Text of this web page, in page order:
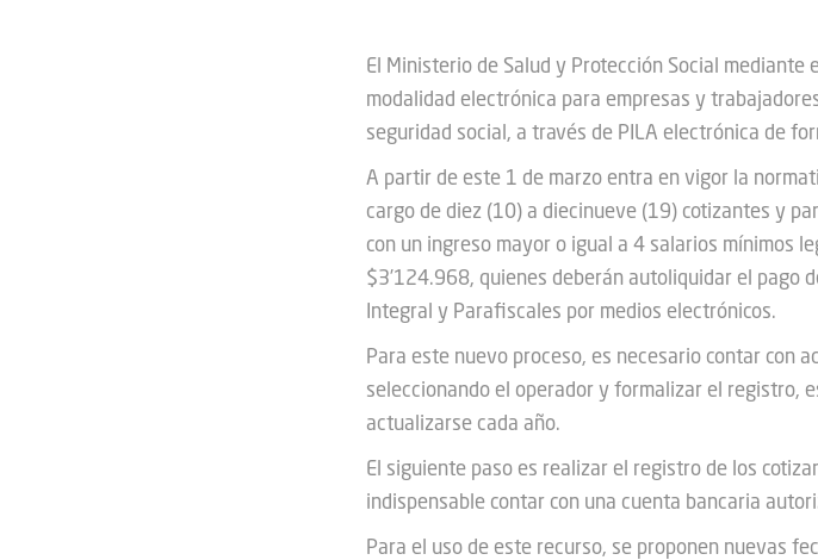
El Ministerio de Salud y Protección Social
modalidad electrónica para empresas y
seguridad social, a través de PILA electrónica de
A partir de este 1 de marzo entra en vigor la
cargo de diez (10) a diecinueve (19) cotizantes y
con un ingreso mayor o igual a 4 salarios mínimos
$3’124.968, quienes deberán autoliquidar el pago
Integral y Parafiscales por medios electrónicos.
Para este nuevo proceso, es necesario contar con
seleccionando el operador y formalizar el registro,
actualizarse cada año.
El siguiente paso es realizar el registro de los
indispensable contar con una cuenta bancaria
Para el uso de este recurso, se proponen nuevas